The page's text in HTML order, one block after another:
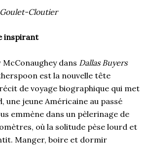
Cloutier
inspirant
dans Dallas Buyers
est la nouvelle tête
de voyage biographique qui met
une jeune Américaine au passé
emmène dans un pèlerinage de
où la solitude pèse lourd et
Manger, boire et dormir